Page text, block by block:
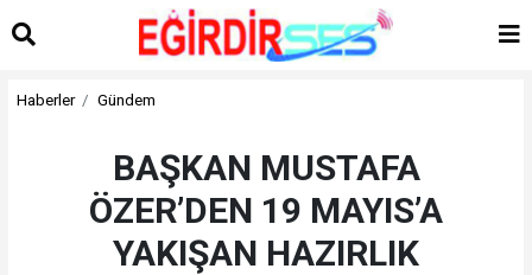
Haberler Gündem
BAŞKAN MUSTAFA
ÖZER’DEN 19 MAYIS’A
YAKIŞAN HAZIRLIK